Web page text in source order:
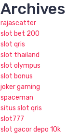
Archives
rajascatter
slot bet 200
slot qris
slot thailand
slot olympus
slot bonus
joker gaming
spaceman
situs slot qris
slot777
slot gacor depo 10k